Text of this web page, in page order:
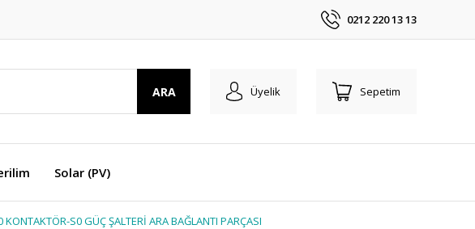
0212 220 13 13
ARA Üyelik Sepetim
Solar (PV)
S0 GÜÇ ŞALTERİ ARA BAĞLANTI PARÇASI